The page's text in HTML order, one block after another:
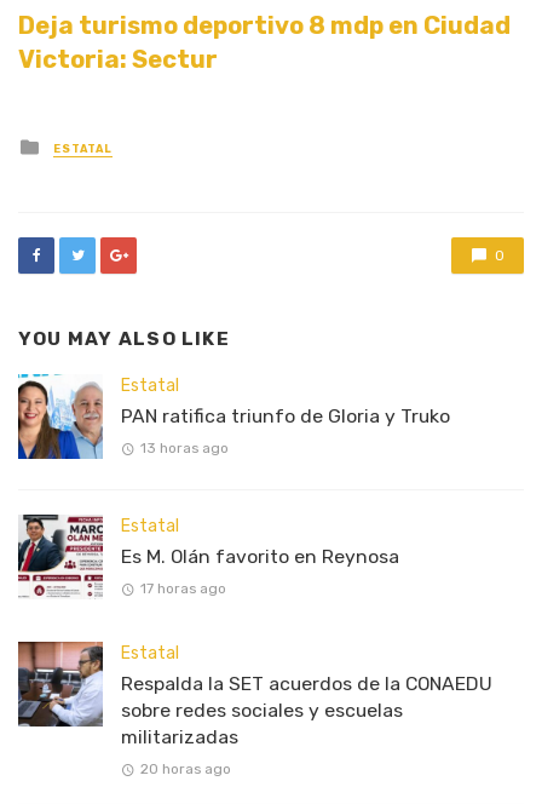
Deja turismo deportivo 8 mdp en Ciudad
Victoria: Sectur
Posted
in
ESTATAL
0
YOU MAY ALSO LIKE
Estatal
PAN ratifica triunfo de Gloria y Truko
13 horas ago
Estatal
Es M. Olán favorito en Reynosa
17 horas ago
Estatal
Respalda la SET acuerdos de la CONAEDU
sobre redes sociales y escuelas
militarizadas
20 horas ago